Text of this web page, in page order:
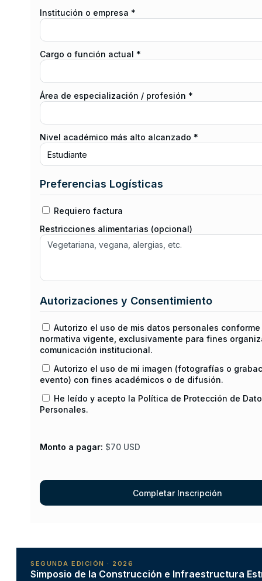
Institución o empresa *
Cargo o función actual *
Área de especialización / profesión *
Nivel académico más alto alcanzado *
Preferencias Logísticas
Requiero factura
Restricciones alimentarias (opcional)
Autorizaciones y Consentimiento
Autorizo el uso de mis datos personales
normativa vigente, exclusivamente para fines
comunicación institucional.
Autorizo el uso de mi imagen (fotografías o
evento) con fines académicos o de difusión.
He leído y acepto la Política de Protección de
Personales.
Monto a pagar: $70 USD
SEGUNDA EDICIÓN · 2026
Simposio de la Construcción e Infraestructura